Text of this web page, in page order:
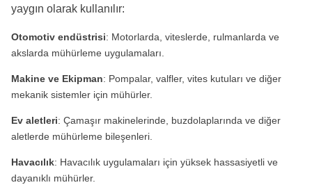
yaygın olarak kullanılır:
Otomotiv endüstrisi: Motorlarda, viteslerde, rulmanlarda ve
akslarda mühürleme uygulamaları.
Makine ve Ekipman: Pompalar, valfler, vites kutuları ve diğer
mekanik sistemler için mühürler.
Ev aletleri: Çamaşır makinelerinde, buzdolaplarında ve diğer
aletlerde mühürleme bileşenleri.
Havacılık: Havacılık uygulamaları için yüksek hassasiyetli ve
dayanıklı mühürler.